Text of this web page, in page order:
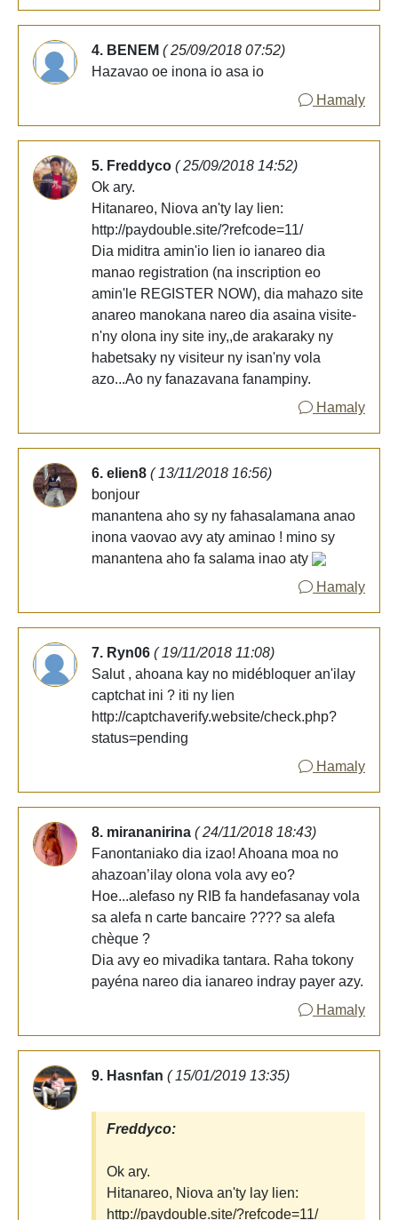
4. BENEM ( 25/09/2018 07:52)
Hazavao oe inona io asa io
Hamaly
5. Freddyco ( 25/09/2018 14:52)
Ok ary.
Hitanareo, Niova an'ty lay lien:
http://paydouble.site/?refcode=11/
Dia miditra amin'io lien io ianareo dia
manao registration (na inscription eo
amin'le REGISTER NOW), dia mahazo site
anareo manokana nareo dia asaina visite-
n'ny olona iny site iny,,de arakaraky ny
habetsaky ny visiteur ny isan'ny vola
azo...Ao ny fanazavana fanampiny.
Hamaly
6. elien8 ( 13/11/2018 16:56)
bonjour
manantena aho sy ny fahasalamana anao
inona vaovao avy aty aminao ! mino sy
manantena aho fa salama inao aty
Hamaly
7. Ryn06 ( 19/11/2018 11:08)
Salut , ahoana kay no midébloquer an'ilay
captchat ini ? iti ny lien
http://captchaverify.website/check.php?
status=pending
Hamaly
8. mirananirina ( 24/11/2018 18:43)
Fanontaniako dia izao! Ahoana moa no
ahazoan’ilay olona vola avy eo?
Hoe...alefaso ny RIB fa handefasanay vola
sa alefa n carte bancaire ???? sa alefa
chèque ?
Dia avy eo mivadika tantara. Raha tokony
payéna nareo dia ianareo indray payer azy.
Hamaly
9. Hasnfan ( 15/01/2019 13:35)
Freddyco:
Ok ary.
Hitanareo, Niova an'ty lay lien:
http://paydouble.site/?refcode=11/